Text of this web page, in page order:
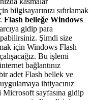
bilgisayarınızı sıfırlamak
Flash belleğe Windows
gidip para
Şimdi size
için Windows Flash
Bu işlemi
bağlantınız
adet Flash bellek ve
ihtiyacınız
Microsoft sayfasına gidip